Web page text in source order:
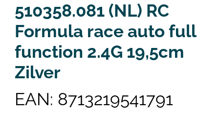
510358.081 (NL) RC
Formula race auto full
function 2.4G 19,5cm
Zilver
EAN: 8713219541791